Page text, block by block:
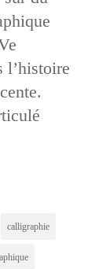
calligraphie